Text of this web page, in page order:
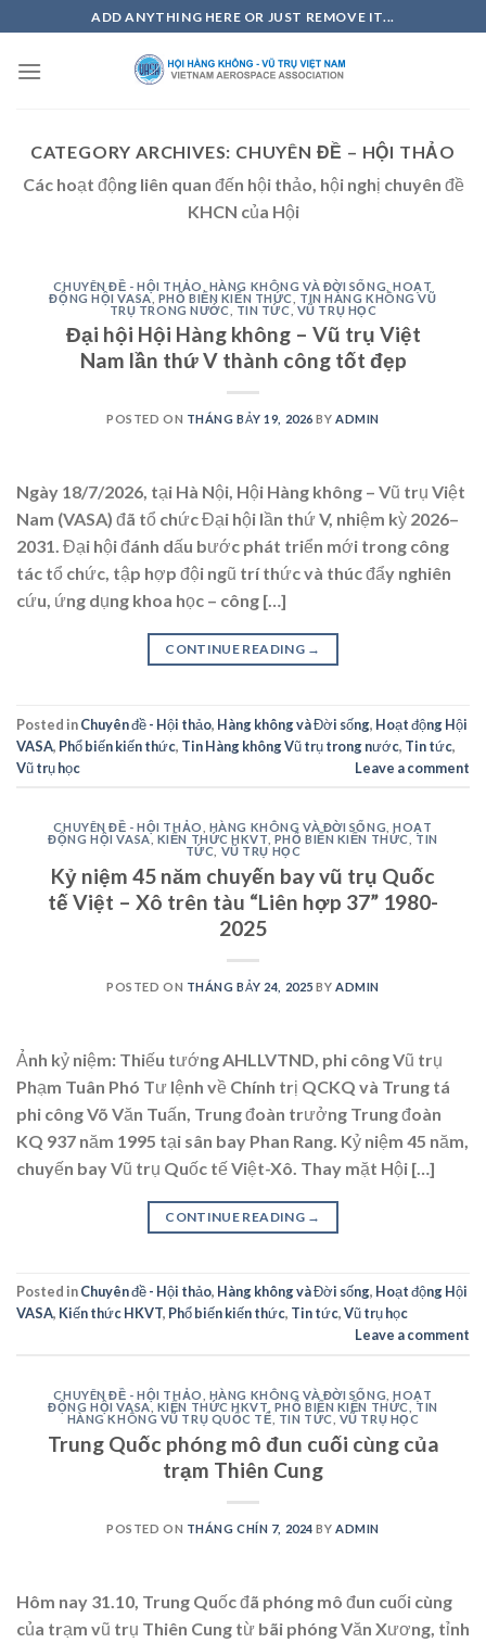
to
content
ADD ANYTHING HERE OR JUST REMOVE IT...
CATEGORY ARCHIVES: CHUYÊN ĐỀ – HỘI THẢO
Các hoạt động liên quan đến hội thảo, hội nghị chuyên đề
KHCN của Hội
CHUYÊN ĐỀ - HỘI THẢO HÀNG KHÔNG VÀ ĐỜI SỐNG ,HOẠT
ĐỘNG HỘI VASA, PHỔ BIẾN KIẾN THỨC
TIN HÀNG KHÔNG VŨ
TRỤ TRONG NƯỚC
TIN TỨC , VŨ TRỤ HỌC
Đại hội Hội Hàng không – Vũ trụ Việt
Nam lần thứ V thành công tốt đẹp
POSTED ON THÁNG BẢY 19, 2026 BYADMIN
Ngày 18/7/2026, tại Hà Nội, Hội Hàng không – Vũ trụ Việt
Nam (VASA) đã tổ chức Đại hội lần thứ V, nhiệm kỳ 2026–
2031. Đại hội đánh dấu bước phát triển mới trong công
tác tổ chức, tập hợp đội ngũ trí thức và thúc đẩy nghiên
cứu, ứng dụng khoa học – công […]
CONTINUE READING →
Posted inChuyên đề - Hội thảo, Hàng không và Đời sống, Hoạt động Hội
VASA, Phổ biến kiến thức, Tin Hàng không Vũ trụ trong nước, Tin tức,
Vũ trụ học
Leave a comment
CHUYÊN ĐỀ - HỘI THẢO HÀNG KHÔNG VÀ ĐỜI SỐNG ,HOẠT
ĐỘNG HỘI VASA KIẾN THỨC HKVT PHỔ BIẾN KIẾN THỨC
TIN
TỨC
VŨ TRỤ HỌC
Kỷ niệm 45 năm chuyến bay vũ trụ Quốc
tế Việt – Xô trên tàu “Liên hợp 37” 1980-
2025
POSTED ON THÁNG BẢY 24, 2025 BYADMIN
Ảnh kỷ niệm: Thiếu tướng AHLLVTND, phi công Vũ trụ
Phạm Tuân Phó Tư lệnh về Chính trị QCKQ và Trung tá
phi công Võ Văn Tuấn, Trung đoàn trưởng Trung đoàn
KQ 937 năm 1995 tại sân bay Phan Rang. Kỷ niệm 45 năm,
chuyến bay Vũ trụ Quốc tế Việt-Xô. Thay mặt Hội […]
CONTINUE READING →
Posted inChuyên đề - Hội thảo, Hàng không và Đời sống, Hoạt động Hội
VASA, Kiến thức HKVT, Phổ biến kiến thức, Tin tức,Vũ trụ học
Leave a comment
CHUYÊN ĐỀ - HỘI THẢO HÀNG KHÔNG VÀ ĐỜI SỐNG ,HOẠT
ĐỘNG HỘI VASA KIẾN THỨC HKVT PHỔ BIẾN KIẾN THỨC
TIN
HÀNG KHÔNG VŨ TRỤ QUỐC TẾ
TIN TỨC VŨ TRỤ HỌC
Trung Quốc phóng mô đun cuối cùng của
trạm Thiên Cung
POSTED ON THÁNG CHÍN 7, 2024 BYADMIN
Hôm nay 31.10, Trung Quốc đã phóng mô đun cuối cùng
của trạm vũ trụ Thiên Cung từ bãi phóng Văn Xương, tỉnh